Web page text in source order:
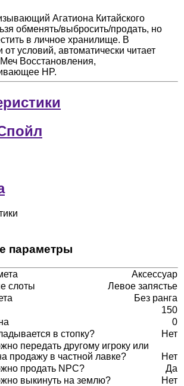
Агатиона Китайского
обменять/выбросить/продать, но
в личное хранилище. В
от условий, автоматически читает
Восстановления,
HP.
параметры
Аксессуар
слоты
Левое запястье
Без ранга
150
0
в стопку?
Нет
передать другому игроку или
продажу в частной лавке?
Нет
продать NPC?
Да
выкинуть на землю?
Нет